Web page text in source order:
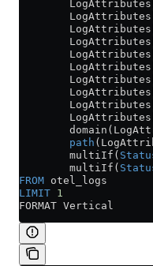
        path
        multiIf(
        multiIf(
FROM otel_logs
LIMIT 1
FORMAT Vertical